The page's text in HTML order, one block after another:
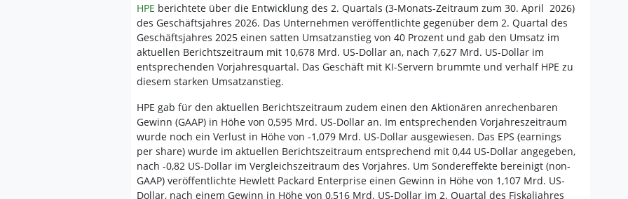
HPE berichtete über die Entwicklung des 2. Quartals (3-Monats-Zeitraum zum 30. April 2026)
des Geschäftsjahres 2026. Das Unternehmen veröffentlichte gegenüber dem 2. Quartal des
Geschäftsjahres 2025 einen satten Umsatzanstieg von 40 Prozent und gab den Umsatz im
aktuellen Berichtszeitraum mit 10,678 Mrd. US-Dollar an, nach 7,627 Mrd. US-Dollar im
entsprechenden Vorjahresquartal. Das Geschäft mit KI-Servern brummte und verhalf HPE zu
diesem starken Umsatzanstieg.
HPE gab für den aktuellen Berichtszeitraum zudem einen den Aktionären anrechenbaren
Gewinn (GAAP) in Höhe von 0,595 Mrd. US-Dollar an. Im entsprechenden Vorjahreszeitraum
wurde noch ein Verlust in Höhe von -1,079 Mrd. US-Dollar ausgewiesen. Das EPS (earnings
per share) wurde im aktuellen Berichtszeitraum entsprechend mit 0,44 US-Dollar angegeben,
nach -0,82 US-Dollar im Vergleichszeitraum des Vorjahres. Um Sondereffekte bereinigt (non-
GAAP) veröffentlichte Hewlett Packard Enterprise einen Gewinn in Höhe von 1,107 Mrd. US-
Dollar, nach einem Gewinn in Höhe von 0,516 Mrd. US-Dollar im 2. Quartal des Fiskaljahres